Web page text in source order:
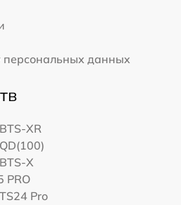
персональных данных
XR
X
PRO
Pro